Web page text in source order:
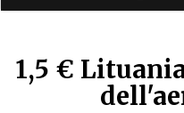
1,5 €